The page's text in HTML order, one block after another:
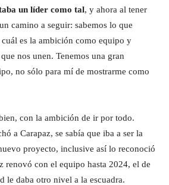
un líder como tal, y ahora al tener
camino a seguir: sabemos lo que
es la ambición como equipo y
nos unen. Tenemos una gran
no sólo para mí de mostrarme como
con la ambición de ir por todo.
a Carapaz, se sabía que iba a ser la
proyecto, inclusive así lo reconoció
renovó con el equipo hasta 2024, el de
le daba otro nivel a la escuadra.